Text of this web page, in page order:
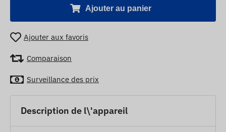
Ajouter au panier
Ajouter aux favoris
Comparaison
Surveillance des prix
Description de l\'appareil